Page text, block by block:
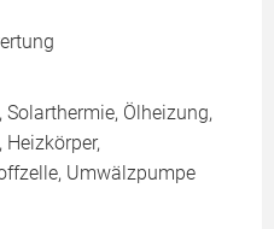
Ölheizung,
Umwälzpumpe